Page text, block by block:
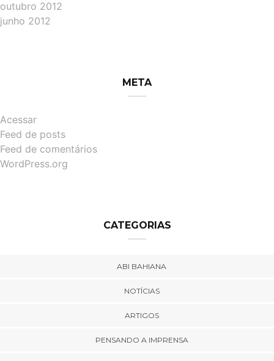
outubro 2012
junho 2012
META
Acessar
Feed de posts
Feed de comentários
WordPress.org
CATEGORIAS
ABI BAHIANA
NOTÍCIAS
ARTIGOS
PENSANDO A IMPRENSA